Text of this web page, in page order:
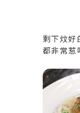
剩下炆好
都非常惹